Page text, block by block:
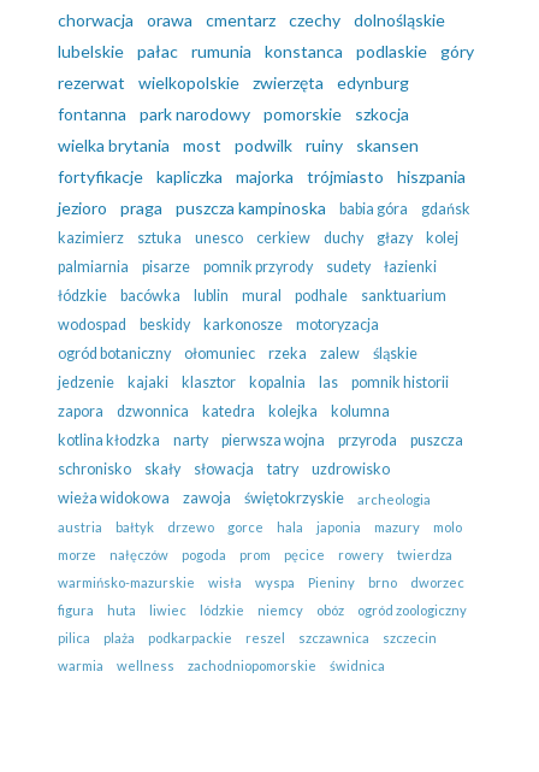
chorwacja
orawa cmentarz czechy
dolnośląskie
lubelskie
pałac rumunia konstanca podlaskie
góry
rezerwat
wielkopolskie zwierzęta
edynburg
fontanna
park narodowy pomorskie
szkocja
wielka brytania
most podwilk ruiny
skansen
fortyfikacje
kapliczka majorka trójmiasto
hiszpania
jezioro
praga puszcza kampinoska babia góra
gdańsk
kazimierz
sztuka unesco cerkiew duchy głazy
kolej
palmiarnia
pisarze pomnik przyrody sudety
łazienki
łódzkie
bacówka lublin mural podhale
sanktuarium
wodospad
beskidy karkonosze
motoryzacja
ogród botaniczny
ołomuniec rzeka zalew
śląskie
jedzenie
kajaki klasztor kopalnia las
pomnik historii
zapora
dzwonnica katedra kolejka
kolumna
kotlina kłodzka
narty pierwsza wojna przyroda
puszcza
schronisko
skały słowacja tatry
uzdrowisko
wieża widokowa
zawoja świętokrzyskie
archeologia
austria
bałtyk drzewo gorce hala japonia mazury
molo
morze
nałęczów pogoda prom pęcice rowery
twierdza
warmińsko-mazurskie
wisła wyspa Pieniny brno
dworzec
figura
huta liwiec lódzkie niemcy obóz
ogród zoologiczny
pilica
plaża podkarpackie reszel szczawnica
szczecin
warmia
wellness zachodniopomorskie świdnica